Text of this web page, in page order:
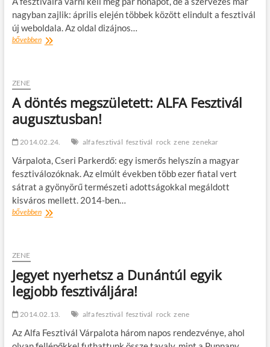
nagyban zajlik: április elején többek között elindult a fesztivál
új weboldala. Az oldal dizájnos…
bővebbenÚj
Tervezz
pólót!
ZENE
A döntés megszületett: ALFA Fesztivál
augusztusban!
2014.02.24. alfa fesztivál fesztivál rock zene zenekar
Várpalota, Cseri Parkerdő: egy ismerős helyszín a magyar
fesztiválozóknak. Az elmúlt években több ezer fiatal vert
sátrat a gyönyörű természeti adottságokkal megáldott
kisváros mellett. 2014-ben…
bővebbenA
ZENE
Jegyet nyerhetsz a Dunántúl egyik
legjobb fesztiváljára!
2014.02.13. alfa fesztivál fesztivál rock zene
Az Alfa Fesztivál Várpalota három napos rendezvénye, ahol